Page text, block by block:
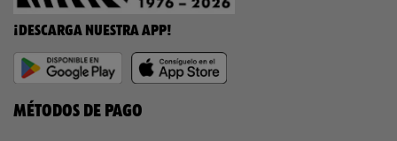
¡DESCARGA NUESTRA APP!
MÉTODOS DE PAGO